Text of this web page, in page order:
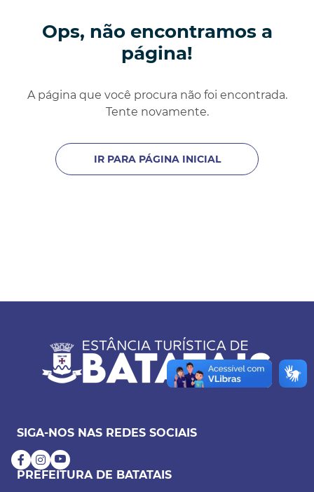
Ops, não encontramos a
página!
A página que você procura não foi encontrada.
Tente novamente.
IR PARA PÁGINA INICIAL
SIGA-NOS NAS REDES SOCIAIS
PREFEITURA DE BATATAIS